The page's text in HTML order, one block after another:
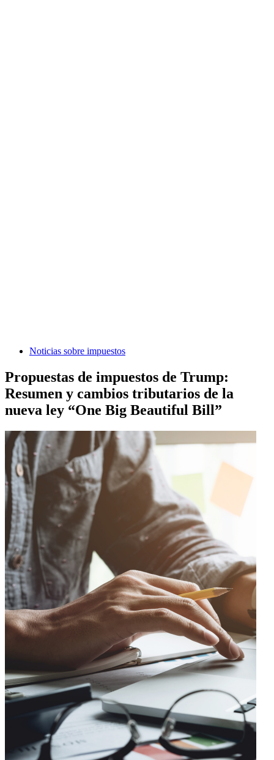
Noticias sobre impuestos
Propuestas de impuestos de Trump:
Resumen y cambios tributarios de la
nueva ley “One Big Beautiful Bill”